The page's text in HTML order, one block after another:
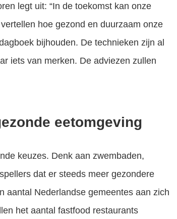
legt uit: “In de toekomst kan onze
hoe gezond en duurzaam onze
bijhouden. De technieken zijn al
iets van merken. De adviezen zullen
eetomgeving
keuzes. Denk aan zwembaden,
dat er steeds meer gezondere
aantal Nederlandse gemeentes aan zich
het aantal fastfood restaurants